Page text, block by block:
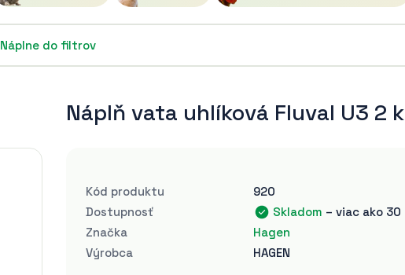
Náplne do filtrov
Náplň vata uhlíková Fluval U3 2
Kód produktu
920
Dostupnosť
Skladom – viac ako 30
Značka
Hagen
Výrobca
HAGEN